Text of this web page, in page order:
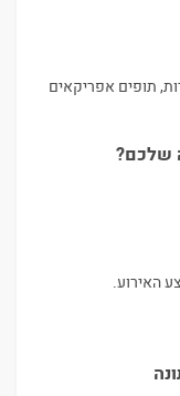
תופים אפריקאים
שלכם?
האירוע.